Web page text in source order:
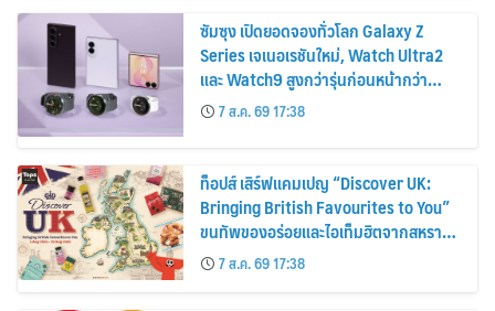
ซัมซุง เปิดยอดจองทั่วโลก Galaxy Z
Series เจเนอเรชันใหม่, Watch Ultra2
และ Watch9 สูงกว่ารุ่นก่อนหน้ากว่า
30%7 ส.ค. 69 17:38
ท็อปส์ เสิร์ฟแคมเปญ “Discover UK:
Bringing British Favourites to You”
ขนทัพของอร่อยและไอเท็มฮิตจากสหราช
อาณาจักร ส่งตรงถึงมือตั้งแต่วันนี้ – 18
สิงหาคมนี้
7 ส.ค. 69 17:38